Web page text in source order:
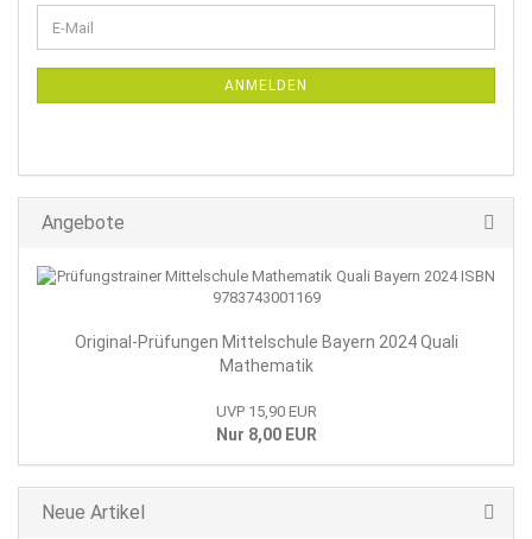
ZUR
E-
Mail
ANMELDEN
Angebote
Original-Prüfungen Mittelschule Bayern 2024 Quali
Mathematik
UVP 15,90 EUR
Nur 8,00 EUR
Neue Artikel